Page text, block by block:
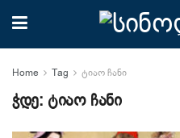
Home Tag ტიაო ჩანი
ჭდე: ტიაო ჩანი